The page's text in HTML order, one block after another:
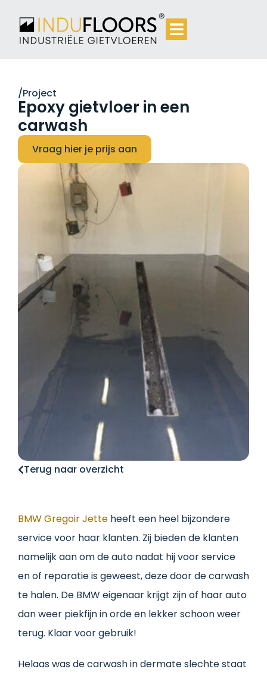
/Project
Epoxy gietvloer in een
carwash
Vraag hier je prijs aan
Terug naar overzicht
BMW Gregoir Jette heeft een heel bijzondere
service voor haar klanten. Zij bieden de klanten
namelijk aan om de auto nadat hij voor service
en of reparatie is geweest, deze door de carwash
te halen. De BMW eigenaar krijgt zijn of haar auto
dan weer piekfijn in orde en lekker schoon weer
terug. Klaar voor gebruik!
Helaas was de carwash in dermate slechte staat